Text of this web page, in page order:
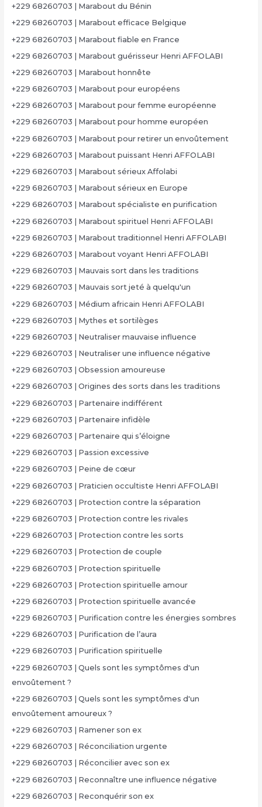
+229 68260703 | Marabout du Bénin
+229 68260703 | Marabout efficace Belgique
+229 68260703 | Marabout fiable en France
+229 68260703 | Marabout guérisseur Henri AFFOLABI
+229 68260703 | Marabout honnête
+229 68260703 | Marabout pour européens
+229 68260703 | Marabout pour femme européenne
+229 68260703 | Marabout pour homme européen
+229 68260703 | Marabout pour retirer un envoûtement
+229 68260703 | Marabout puissant Henri AFFOLABI
+229 68260703 | Marabout sérieux Affolabi
+229 68260703 | Marabout sérieux en Europe
+229 68260703 | Marabout spécialiste en purification
+229 68260703 | Marabout spirituel Henri AFFOLABI
+229 68260703 | Marabout traditionnel Henri AFFOLABI
+229 68260703 | Marabout voyant Henri AFFOLABI
+229 68260703 | Mauvais sort dans les traditions
+229 68260703 | Mauvais sort jeté à quelqu'un
+229 68260703 | Médium africain Henri AFFOLABI
+229 68260703 | Mythes et sortilèges
+229 68260703 | Neutraliser mauvaise influence
+229 68260703 | Neutraliser une influence négative
+229 68260703 | Obsession amoureuse
+229 68260703 | Origines des sorts dans les traditions
+229 68260703 | Partenaire indifférent
+229 68260703 | Partenaire infidèle
+229 68260703 | Partenaire qui s’éloigne
+229 68260703 | Passion excessive
+229 68260703 | Peine de cœur
+229 68260703 | Praticien occultiste Henri AFFOLABI
+229 68260703 | Protection contre la séparation
+229 68260703 | Protection contre les rivales
+229 68260703 | Protection contre les sorts
+229 68260703 | Protection de couple
+229 68260703 | Protection spirituelle
+229 68260703 | Protection spirituelle amour
+229 68260703 | Protection spirituelle avancée
+229 68260703 | Purification contre les énergies sombres
+229 68260703 | Purification de l’aura
+229 68260703 | Purification spirituelle
+229 68260703 | Quels sont les symptômes d'un
envoûtement ?
+229 68260703 | Quels sont les symptômes d'un
envoûtement amoureux ?
+229 68260703 | Ramener son ex
+229 68260703 | Réconciliation urgente
+229 68260703 | Réconcilier avec son ex
+229 68260703 | Reconnaître une influence négative
+229 68260703 | Reconquérir son ex